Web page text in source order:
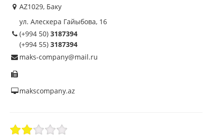
AZ1029, Баку
ул. Алескера Гайыбова, 16
(+994 50) 3187394
(+994 55) 3187394
maks-company@mail.ru
makscompany.az